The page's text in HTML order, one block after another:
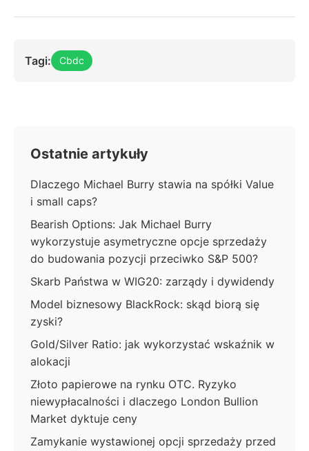
Tagi: Cbdc
Ostatnie artykuły
Dlaczego Michael Burry stawia na spółki Value
i small caps?
Bearish Options: Jak Michael Burry
wykorzystuje asymetryczne opcje sprzedaży
do budowania pozycji przeciwko S&P 500?
Skarb Państwa w WIG20: zarządy i dywidendy
Model biznesowy BlackRock: skąd biorą się
zyski?
Gold/Silver Ratio: jak wykorzystać wskaźnik w
alokacji
Złoto papierowe na rynku OTC. Ryzyko
niewypłacalności i dlaczego London Bullion
Market dyktuje ceny
Zamykanie wystawionej opcji sprzedaży przed